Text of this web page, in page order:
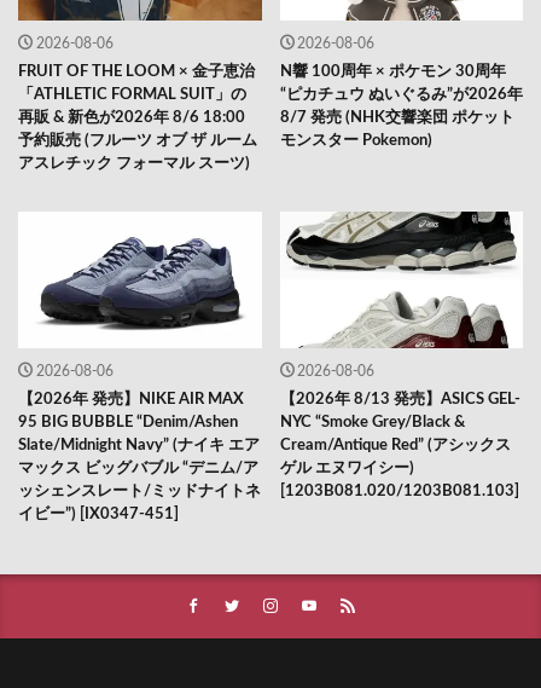
2026-08-06
FRUIT OF THE LOOM × 金子恵治
「ATHLETIC FORMAL SUIT」の
再販 & 新色が2026年 8/6 18:00
予約販売 (フルーツ オブ ザ ルーム
アスレチック フォーマル スーツ)
2026-08-06
N響 100周年 × ポケモン 30周年
“ピカチュウ ぬいぐるみ”が2026年
8/7 発売 (NHK交響楽団 ポケット
モンスター Pokemon)
2026-08-06
【2026年 発売】NIKE AIR MAX
95 BIG BUBBLE “Denim/Ashen
Slate/Midnight Navy” (ナイキ エア
マックス ビッグバブル “デニム/ア
ッシェンスレート/ミッドナイトネ
イビー”) [IX0347-451]
2026-08-06
【2026年 8/13 発売】ASICS GEL-
NYC “Smoke Grey/Black &
Cream/Antique Red” (アシックス
ゲル エヌワイシー)
[1203B081.020/1203B081.103]